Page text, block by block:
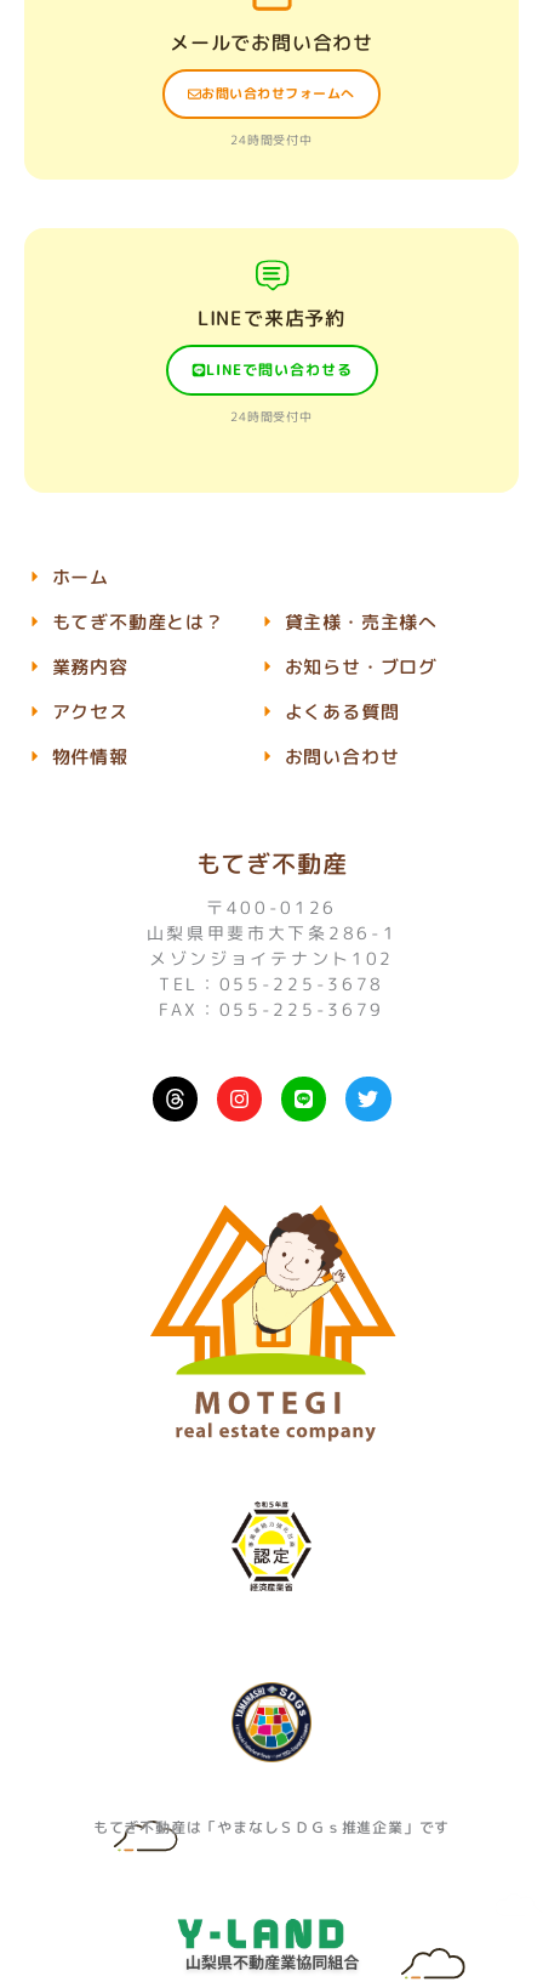
メールでお問い合わせ
お問い合わせフォームへ
24時間受付中
LINEで来店予約
LINEで問い合わせる
24時間受付中
もてぎ不動産
〒400-0126
山梨県甲斐市大下条286-1
メゾンジョイテナント102
TEL：055-225-3678
FAX：055-225-3679
I
n
s
r
a
m
L
i
n
T
w
i
もてぎ不動産は「やまなしＳＤＧｓ推進企業」です
ホーム
もてぎ不動産とは？
業務内容
アクセス
物件情報
貸主様・売主様へ
お知らせ・ブログ
よくある質問
お問い合わせ